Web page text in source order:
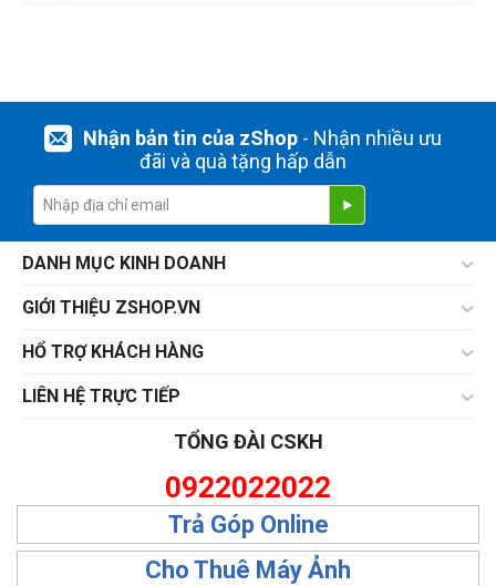
Nhận bản tin của zShop- Nhận nhiều ưu
đãi và quà tặng hấp dẫn
DANH MỤC KINH DOANH
GIỚI THIỆU ZSHOP.VN
HỔ TRỢ KHÁCH HÀNG
LIÊN HỆ TRỰC TIẾP
TỔNG ĐÀI CSKH
0922022022
Trả Góp Online
Cho Thuê Máy Ảnh